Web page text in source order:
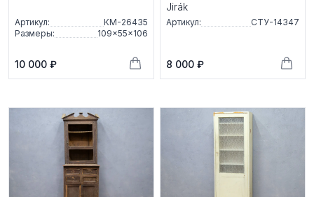
Артикул:
КМ-26435
Размеры:
109×55×106
10 000 ₽
Jirák
Артикул: СТУ-14347
8 000 ₽